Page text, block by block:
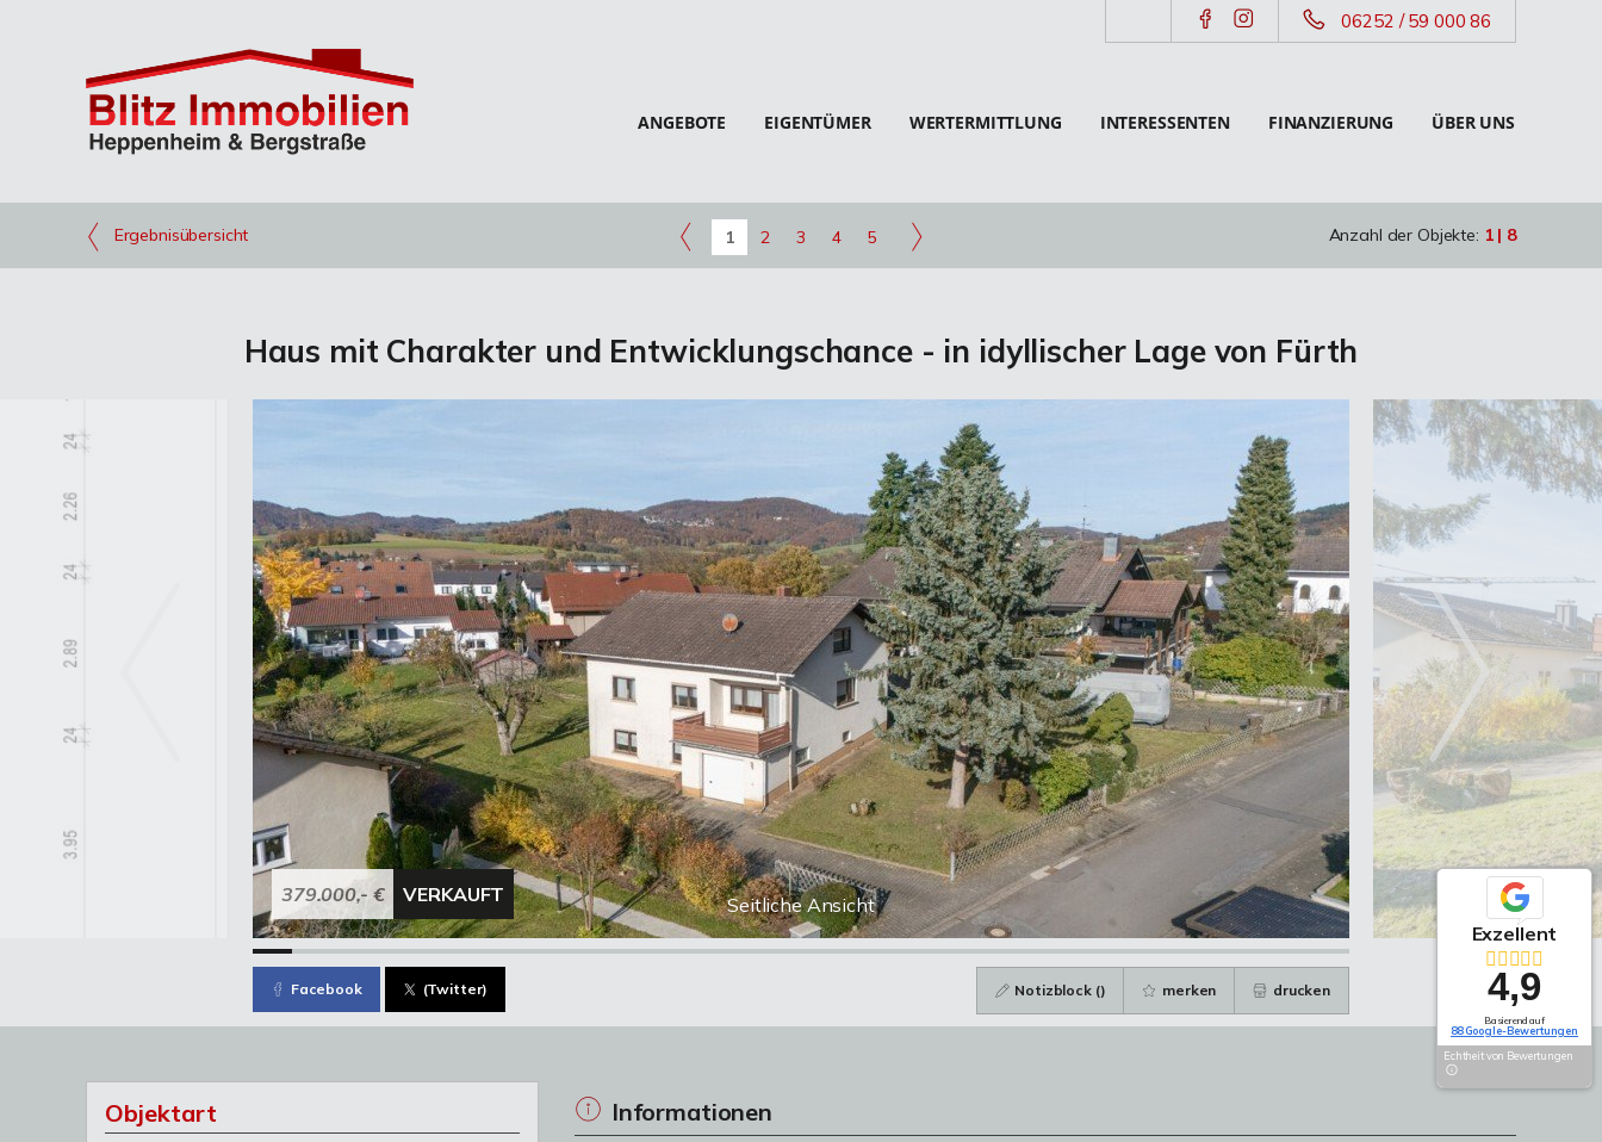
06252 / 59 000 86
ANGEBOTE EIGENTÜMER WERTERMITTLUNG INTERESSENTEN FINANZIERUNG ÜBER UNS
Ergebnisübersicht 1 2 3 4 5 Anzahl der Objekte: 1 | 8
Haus mit Charakter und Entwicklungschance - in idyllischer Lage von Fürth
Seitliche Ansicht
379.000,- € VERKAUFT
Facebook (Twitter) Notizblock () merken drucken
Objektart Informationen
Exzellent
4,9
Basierend auf
88 Google-Bewertungen
Echtheit von Bewertungen